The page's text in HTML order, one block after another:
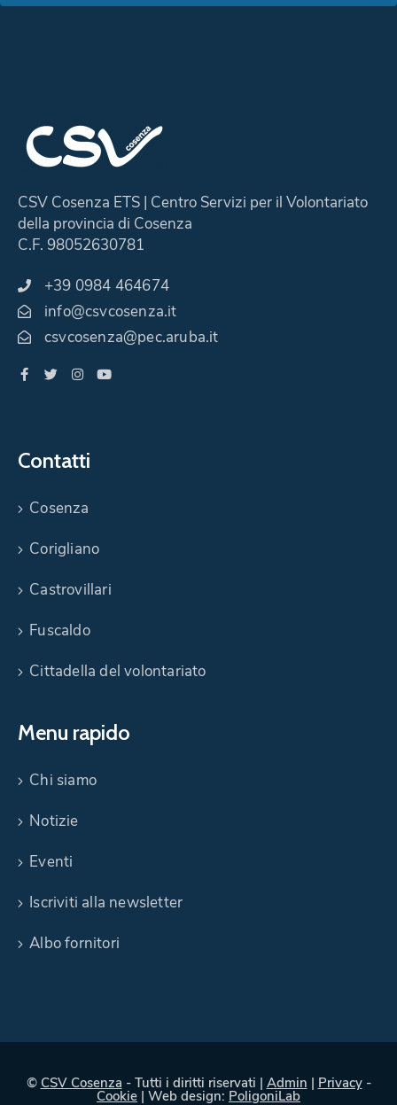
CSV Cosenza ETS | Centro Servizi per il Volontariato
della provincia di Cosenza
C.F. 98052630781
+39 0984 464674
info@csvcosenza.it
csvcosenza@pec.aruba.it
Contatti
Cosenza
Corigliano
Castrovillari
Fuscaldo
Cittadella del volontariato
Menu rapido
Chi siamo
Notizie
Eventi
Iscriviti alla newsletter
Albo fornitori
© CSV Cosenza - Tutti i diritti riservati | Admin | Privacy-
Cookie | Web design: PoligoniLab